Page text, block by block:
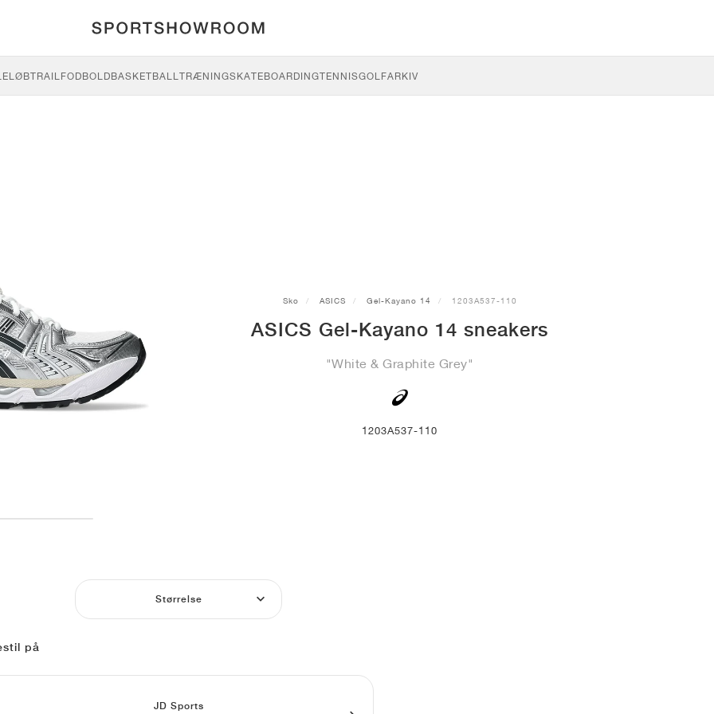
LØBTRAILFODBOLDBASKETBALLTRÆNINGSKATEBOARDINGTENNISGOLFARKIV
Sko ASICS Gel-Kayano 14 1203A537-110
ASICS Gel-Kayano 14 sneakers
"White & Graphite Grey"
1203A537-110
Størrelse
på
JD Sports